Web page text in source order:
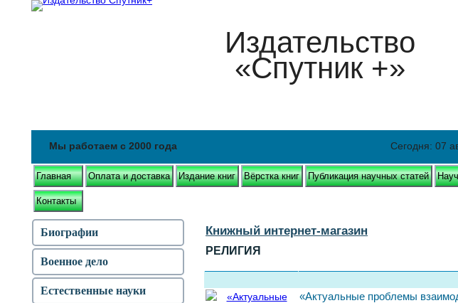
Издательство
«Спутник +»
Мы работаем с 2000 года Сегодня: 07
Главная Оплата и доставка Издание книг Вёрстка книг Публикация научных статей
Контакты
Книжный интернет-магазин
РЕЛИГИЯ
«Актуальные проблемы
Биографии
Военное дело
Естественные науки